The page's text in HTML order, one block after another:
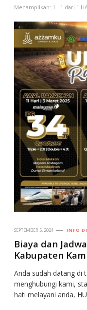
Menampilkan: 1 - 1 dari 1
SEPTEMBER 5, 2024 INFO
Biaya dan
Kabupaten
Anda sudah datang di
menghubungi kami,
hati melayani anda,